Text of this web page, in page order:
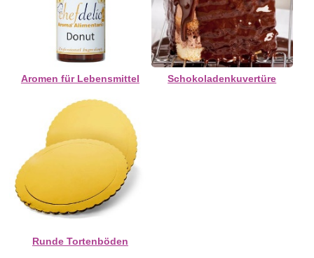
Aromen für Lebensmittel Schokoladenkuvertüre
Runde Tortenböden